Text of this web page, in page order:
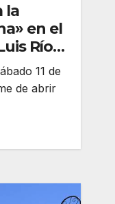
la
en el
Río
11 de
de abrir